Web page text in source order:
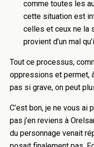
comme toutes les
cette situation est
celles et ceux ne la
provient d’un mal
Tout ce processus,
oppressions et permet,
pas si grave, on peut
C’est bon, je ne vous ai
pas j’en reviens à
du personnage venait